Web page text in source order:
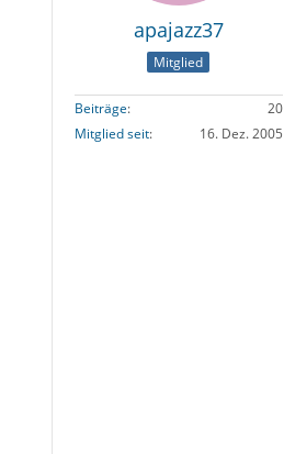
apajazz37
Mitglied
Beiträge
20
Mitglied seit
16. Dez. 2005